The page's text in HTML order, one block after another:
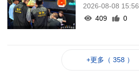
2026-08-08 15:56
409
0
+更多（ 358 ）